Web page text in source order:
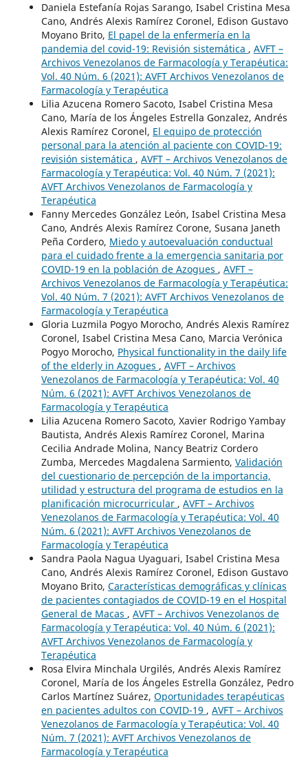
Daniela Estefanía Rojas Sarango, Isabel Cristina Mesa
Cano, Andrés Alexis Ramírez Coronel, Edison Gustavo
Moyano Brito, El papel de la enfermería en la
pandemia del covid-19: Revisión sistemática , AVFT –
Archivos Venezolanos de Farmacología y Terapéutica:
Vol. 40 Núm. 6 (2021): AVFT Archivos Venezolanos de
Farmacología y Terapéutica
Lilia Azucena Romero Sacoto, Isabel Cristina Mesa
Cano, María de los Ángeles Estrella Gonzalez, Andrés
Alexis Ramírez Coronel, El equipo de protección
personal para la atención al paciente con COVID-19:
revisión sistemática , AVFT – Archivos Venezolanos de
Farmacología y Terapéutica: Vol. 40 Núm. 7 (2021):
AVFT Archivos Venezolanos de Farmacología y
Terapéutica
Fanny Mercedes González León, Isabel Cristina Mesa
Cano, Andrés Alexis Ramírez Corone, Susana Janeth
Peña Cordero, Miedo y autoevaluación conductual
para el cuidado frente a la emergencia sanitaria por
COVID-19 en la población de Azogues , AVFT –
Archivos Venezolanos de Farmacología y Terapéutica:
Vol. 40 Núm. 7 (2021): AVFT Archivos Venezolanos de
Farmacología y Terapéutica
Gloria Luzmila Pogyo Morocho, Andrés Alexis Ramírez
Coronel, Isabel Cristina Mesa Cano, Marcia Verónica
Pogyo Morocho, Physical functionality in the daily life
of the elderly in Azogues , AVFT – Archivos
Venezolanos de Farmacología y Terapéutica: Vol. 40
Núm. 6 (2021): AVFT Archivos Venezolanos de
Farmacología y Terapéutica
Lilia Azucena Romero Sacoto, Xavier Rodrigo Yambay
Bautista, Andrés Alexis Ramírez Coronel, Marina
Cecilia Andrade Molina, Nancy Beatriz Cordero
Zumba, Mercedes Magdalena Sarmiento, Validación
del cuestionario de percepción de la importancia,
utilidad y estructura del programa de estudios en la
planificación microcurricular , AVFT – Archivos
Venezolanos de Farmacología y Terapéutica: Vol. 40
Núm. 6 (2021): AVFT Archivos Venezolanos de
Farmacología y Terapéutica
Sandra Paola Nagua Uyaguari, Isabel Cristina Mesa
Cano, Andrés Alexis Ramírez Coronel, Edison Gustavo
Moyano Brito, Características demográficas y clínicas
de pacientes contagiados de COVID-19 en el Hospital
General de Macas , AVFT – Archivos Venezolanos de
Farmacología y Terapéutica: Vol. 40 Núm. 6 (2021):
AVFT Archivos Venezolanos de Farmacología y
Terapéutica
Rosa Elvira Minchala Urgilés, Andrés Alexis Ramírez
Coronel, María de los Ángeles Estrella González, Pedro
Carlos Martínez Suárez, Oportunidades terapéuticas
en pacientes adultos con COVID-19 , AVFT – Archivos
Venezolanos de Farmacología y Terapéutica: Vol. 40
Núm. 7 (2021): AVFT Archivos Venezolanos de
Farmacología y Terapéutica